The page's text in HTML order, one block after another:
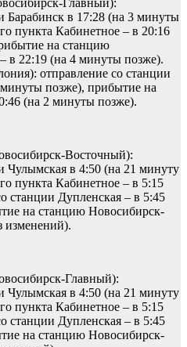
Главный):
Барабинск в 17:28 (на 3 минуты
пункта Кабинетное – в 20:16
на станцию
в 22:19 (на 4 минуты позже).
отправление со станции
минуты позже), прибытие на
(на 2 минуты позже).
Восточный):
Чулымская в 4:50 (на 21 минуту
пункта Кабинетное – в 5:15
станции Дупленская – в 5:45
на станцию Новосибирск-
изменений).
Главный):
Чулымская в 4:50 (на 21 минуту
пункта Кабинетное – в 5:15
станции Дупленская – в 5:45
на станцию Новосибирск-